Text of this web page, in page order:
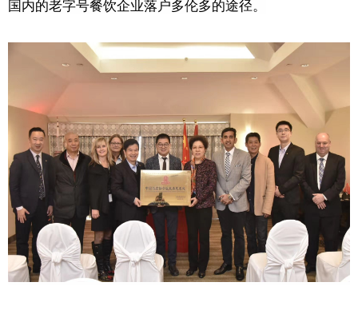
国内的老字号餐饮企业落户多伦多的途径。